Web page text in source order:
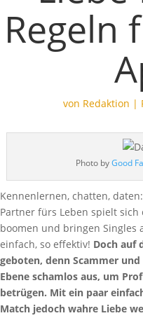
Regeln
von Redaktion |
Photo byGood
Kennenlernen, chatten,
Partner fürs Leben spielt
boomen und bringen Singles
einfach, so effektiv! Doch auf
geboten, denn Scammer
Ebene schamlos aus, um
betrügen. Mit ein paar
Match jedoch wahre Liebe